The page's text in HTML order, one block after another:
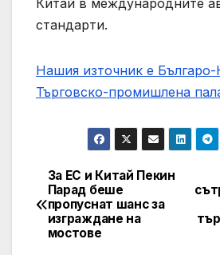
стандарти.
Нашия източник е Българо-
Търговско-промишлена
Post
navigation
За ЕС и Китай Пекин
Парад беше
пропуснат шанс за
изграждане на
мостове